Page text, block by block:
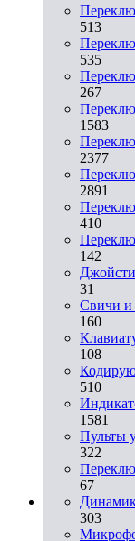
513
535
267
1583
2377
2891
410
142
31
Свичи и
160
108
510
1581
Пульты
322
67
303